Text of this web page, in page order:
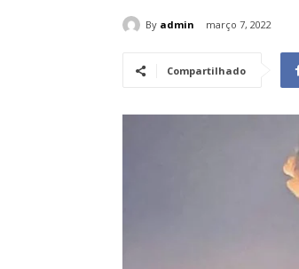
By admin março 7, 2022
Compartilhado